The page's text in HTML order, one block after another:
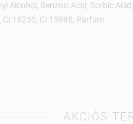
Alcohol, Benzoic Acid, Sorbic
16255, CI 15985, Parfum.
AKCIÓS